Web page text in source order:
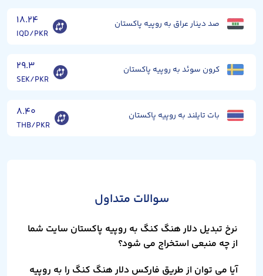
صد دینار عراق به روپیه پاکستان ۱۸.۲۴
IQD/PKR
کرون سوئد به روپیه پاکستان ۲۹.۳
SEK/PKR
بات تایلند به روپیه پاکستان ۸.۴۰
THB/PKR
سوالات متداول
نرخ تبدیل دلار هنگ کنگ به روپیه پاکستان سایت شما
از چه منبعی استخراج می شود؟
آیا می توان از طریق فارکس دلار هنگ کنگ را به روپیه